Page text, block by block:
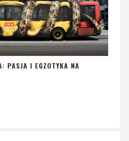
PASJA I EGZOTYKA NA